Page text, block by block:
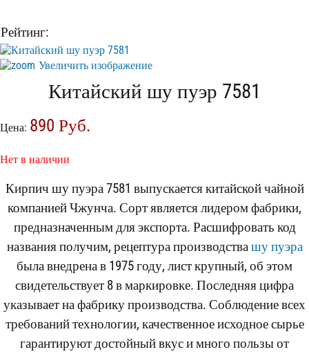
Рейтинг:
Увеличить изображение
Китайский шу пуэр 7581
Цена: 890 Руб.
Нет в наличии
Кирпич шу пуэра 7581 выпускается китайской чайной
компанией Чжунча. Сорт является лидером фабрики,
предназначенным для экспорта. Расшифровать код
названия получим, рецептура производствашу пуэра
была внедрена в 1975 году, лист крупный, об этом
свидетельствует 8 в маркировке. Последняя цифра
указывает на фабрику производства. Соблюдение всех
требований технологии, качественное исходное сырье
гарантируют достойный вкус и много пользы от